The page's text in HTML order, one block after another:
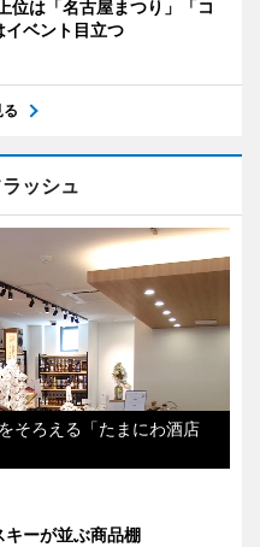
位は「名古屋まつり」「コ
ベント目立つ
る
ッシュ
そろえる「たまにわ酒店
キーが並ぶ商品棚